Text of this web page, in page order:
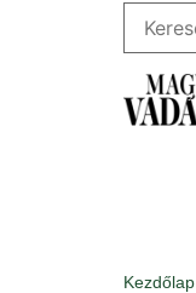
Kezdőlap